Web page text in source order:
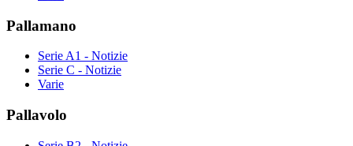
Pallamano
Serie A1 - Notizie
Serie C - Notizie
Varie
Pallavolo